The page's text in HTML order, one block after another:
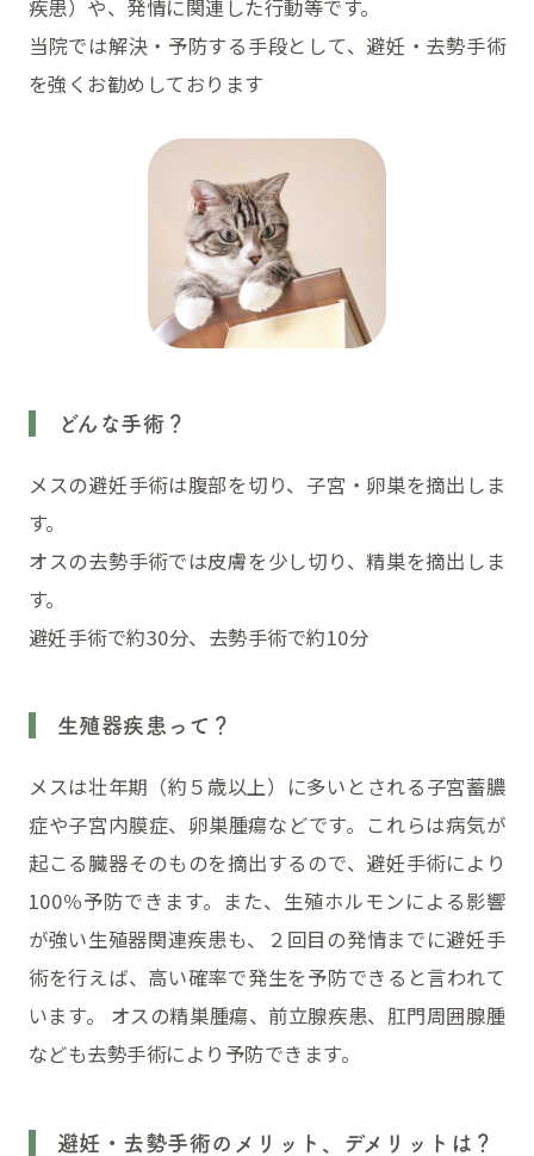
疾患）や、発情に関連した行動等です。
当院では解決・予防する手段として、避妊・去勢手術
を強くお勧めしております
どんな手術？
メスの避妊手術は腹部を切り、子宮・卵巣を摘出しま
す。
オスの去勢手術では皮膚を少し切り、精巣を摘出しま
す。
避妊手術で約30分、去勢手術で約10分
生殖器疾患って？
メスは壮年期（約５歳以上）に多いとされる子宮蓄膿
症や子宮内膜症、卵巣腫瘍などです。これらは病気が
起こる臓器そのものを摘出するので、避妊手術により
100％予防できます。また、生殖ホルモンによる影響
が強い生殖器関連疾患も、２回目の発情までに避妊手
術を行えば、高い確率で発生を予防できると言われて
います。 オスの精巣腫瘍、前立腺疾患、肛門周囲腺腫
なども去勢手術により予防できます。
避妊・去勢手術のメリット、デメリットは？